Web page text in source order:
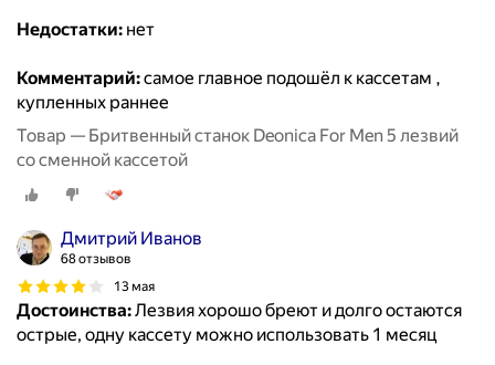
Недостатки: нет
Комментарий:самое главное подошёл к кассетам ,
купленных раннее
Товар — Бритвенный станок Deonica For Men 5 лезвий
со сменной кассетой
Дмитрий Иванов
68 отзывов
13 мая
Достоинства:Лезвия хорошо бреют и долго остаются
острые, одну кассету можно использовать 1 месяц